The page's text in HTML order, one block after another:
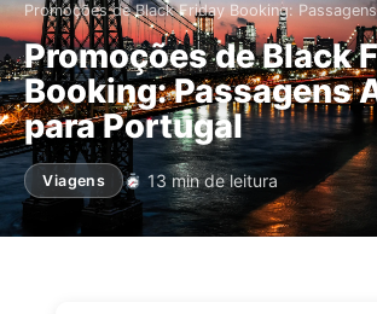
Promoções de Black Friday Booking:
Promoções de Black
Booking: Passagens
para Portugal
Viagens 13 min de leitura